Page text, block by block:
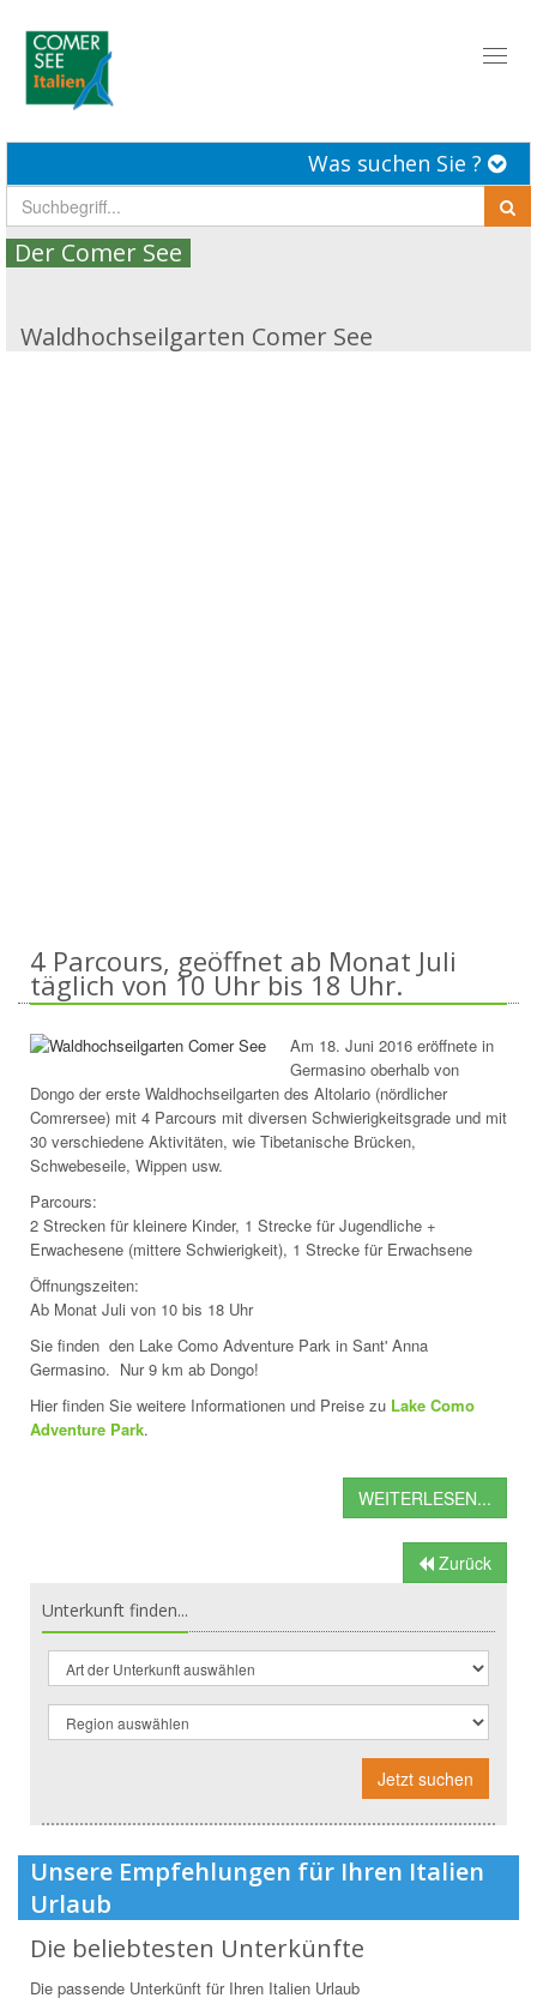
Was suchen Sie ?
Der Comer See
Waldhochseilgarten Comer See
4 Parcours, geöffnet ab Monat Juli
täglich von 10 Uhr bis 18 Uhr.
Am 18. Juni 2016 eröffnete in
Germasino oberhalb von
Dongo der erste Waldhochseilgarten des Altolario (nördlicher
Comrersee) mit 4 Parcours mit diversen Schwierigkeitsgrade und mit
30 verschiedene Aktivitäten, wie Tibetanische Brücken,
Schwebeseile, Wippen usw.
Parcours:
2 Strecken für kleinere Kinder, 1 Strecke für Jugendliche +
Erwachesene (mittere Schwierigkeit), 1 Strecke für Erwachsene
Öffnungszeiten:
Ab Monat Juli von 10 bis 18 Uhr
Sie finden den Lake Como Adventure Park in Sant' Anna
Germasino. Nur 9 km ab Dongo!
Hier finden Sie weitere Informationen und Preise zu Lake Como
Adventure Park.
WEITERLESEN...
Zurück
Unterkunft finden...
Jetzt suchen
Unsere Empfehlungen für Ihren Italien
Urlaub
Die beliebtesten Unterkünfte
Die passende Unterkünft für Ihren Italien Urlaub